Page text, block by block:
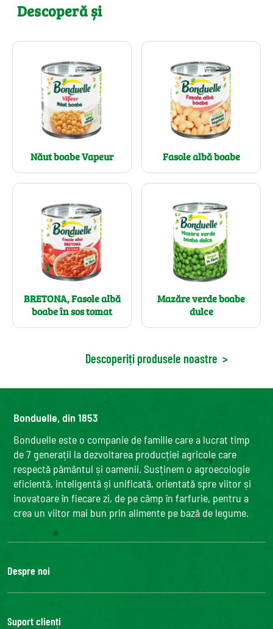
Descoperă și
Năut boabe Vapeur Fasole albă boabe
BRETONA, Fasole albă
boabe în sos tomat
Mazăre verde boabe
dulce
Descoperiți produsele noastre >
Bonduelle, din 1853
Bonduelle este o companie de familie care a lucrat timp
de 7 generații la dezvoltarea producției agricole care
respectă pământul și oamenii. Susținem o agroecologie
eficientă, inteligentă și unificată, orientată spre viitor și
inovatoare în fiecare zi, de pe câmp în farfurie, pentru a
crea un viitor mai bun prin alimente pe bază de legume.
Despre noi
Grupul Bonduelle
Bonduelle Food Service
Suport clienți